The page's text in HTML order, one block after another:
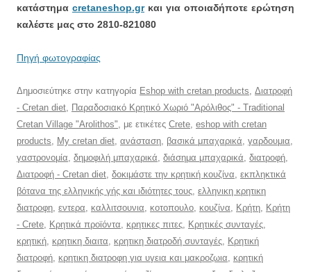
κατάστημα cretaneshop.grκαι για οποιαδήποτε ερώτηση
καλέστε μας στο 2810-821080
Πηγή φωτογραφίας
Δημοσιεύτηκε στην κατηγορία Eshop with cretan products, Διατροφή
- Cretan diet, Παραδοσιακό Κρητικό Χωριό "Αρόλιθος" - Traditional
Cretan Village "Arolithos", με ετικέτες Crete, eshop with cretan
products, My cretan diet, ανάσταση, βασικά μπαχαρικά, γαρδουμια,
γαστρονομία, δημοφιλή μπαχαρικά, διάσημα μπαχαρικά, διατροφή,
Διατροφή - Cretan diet, δοκιμάστε την κρητική κουζίνα, εκπληκτικά
βότανα της ελληνικής γής και ιδιότητες τους, ελληνικη κρητικη
διατροφη, εντερα, καλλιτσουνια, κοτοπουλο, κουζίνα, Κρήτη, Κρήτη
- Crete, Κρητικά προϊόντα, κρητικες πιτες, Κρητικές συνταγές,
κρητική, κρητικη διαιτα, κρητικη διατροδή συνταγές, Κρητική
διατροφή, κρητικη διατροφη για υγεια και μακροζωια, κρητική